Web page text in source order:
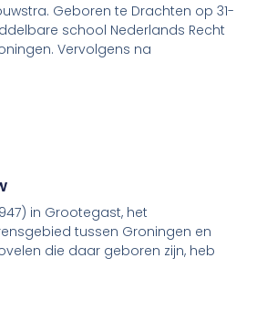
Geboren te Drachten op 31-
school Nederlands Recht
Vervolgens na
in Grootegast, het
tussen Groningen en
die daar geboren zijn, heb